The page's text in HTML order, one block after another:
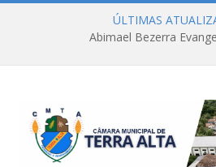
ÚLTIMAS
Abimael Bezerra